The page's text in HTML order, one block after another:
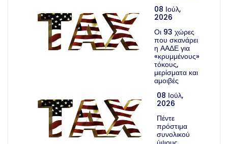
08 Ιούλ,
2026
Οι 93 χώρες
που σκανάρει
η ΑΑΔΕ για
«κρυμμένους»
τόκους,
μερίσματα και
αμοιβές
08 Ιούλ,
2026
Πέντε
πρόστιμα
συνολικού